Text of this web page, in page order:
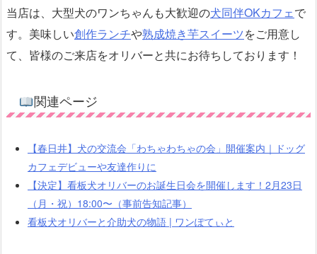
当店は、大型犬のワンちゃんも大歓迎の犬同伴OKカフェで
す。美味しい創作ランチや熟成焼き芋スイーツをご用意し
て、皆様のご来店をオリバーと共にお待ちしております！
関連ページ
【春日井】犬の交流会「わちゃわちゃの会」開催案内｜ドッグ
カフェデビューや友達作りに
【決定】看板犬オリバーのお誕生日会を開催します！2月23日
（月・祝）18:00〜（事前告知記事）
看板犬オリバーと介助犬の物語 | ワンぽてぃと